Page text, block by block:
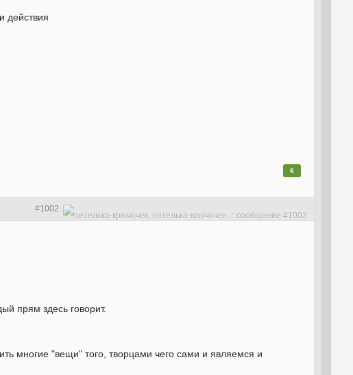
действия
6
#1002
прям здесь говорит.
многие "вещи" того, творцами чего сами и являемся и